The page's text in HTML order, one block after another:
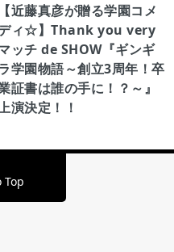
【近藤真彦が贈る学園コメ
ィ☆】Thank you very
ッチ de SHOW『ギンギ
学園物語～創立3周年！卒
証書は誰の手に！？～』
演決定！！
Top